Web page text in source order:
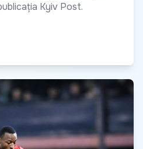
Kyiv Post.